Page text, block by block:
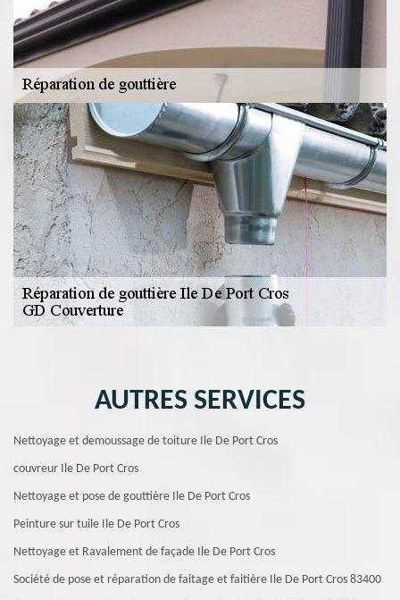
AUTRES SERVICES
Nettoyage et demoussage de toiture Ile De Port Cros
couvreur Ile De Port Cros
Nettoyage et pose de gouttière Ile De Port Cros
Peinture sur tuile Ile De Port Cros
Nettoyage et Ravalement de façade Ile De Port Cros
Société de pose et réparation de faitage et faitière Ile De Port Cros 83400